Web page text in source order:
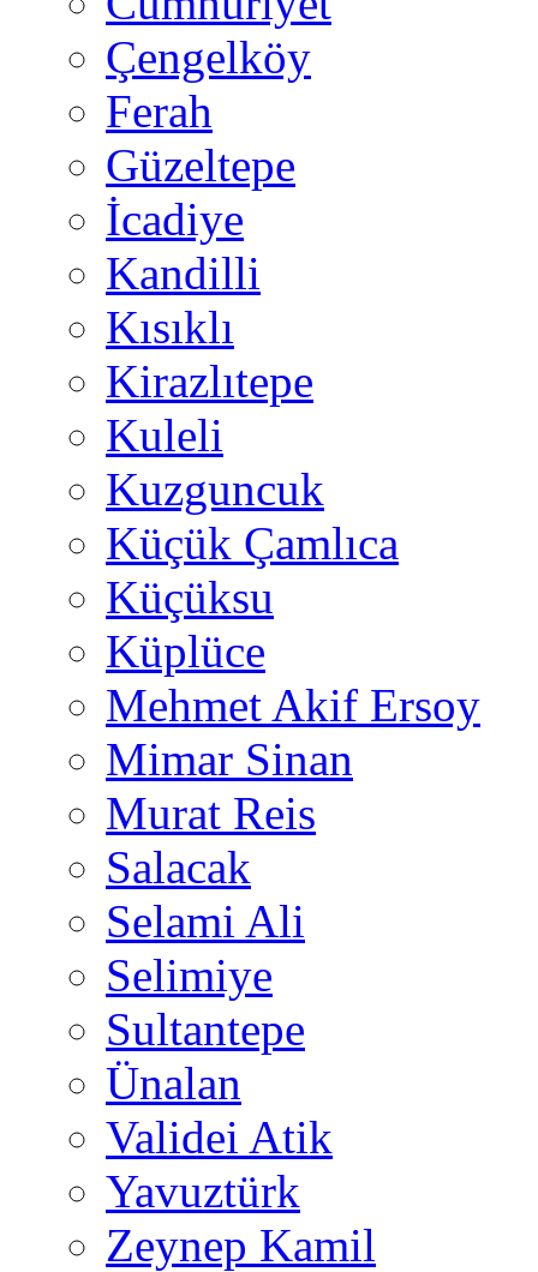
Çengelköy
Ferah
Güzeltepe
İcadiye
Kandilli
Kısıklı
Kirazlıtepe
Kuleli
Kuzguncuk
Küçük Çamlıca
Küçüksu
Küplüce
Mehmet Akif Ersoy
Mimar Sinan
Murat Reis
Salacak
Selami Ali
Selimiye
Sultantepe
Ünalan
Validei Atik
Yavuztürk
Zeynep Kamil